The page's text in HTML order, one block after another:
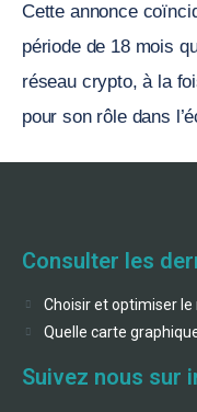
Cette annonce
période de 18 mois
réseau crypto, à la
pour son rôle dans
Consulter les
Choisir et optimiser
Quelle carte
Suivez nous sur